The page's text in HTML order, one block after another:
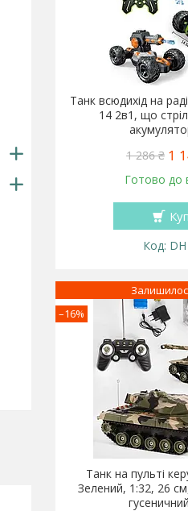
Танк всюдихід на
14 2в1, що
1 286 ₴ 1
Готово до
–16%
Танк на пульті
Зелений, 1:32, 26